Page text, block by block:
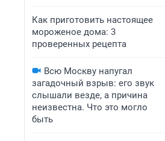
Как приготовить настоящее
мороженое дома: 3
проверенных рецепта
Всю Москву напугал
загадочный взрыв: его звук
слышали везде, а причина
неизвестна. Что это могло
быть